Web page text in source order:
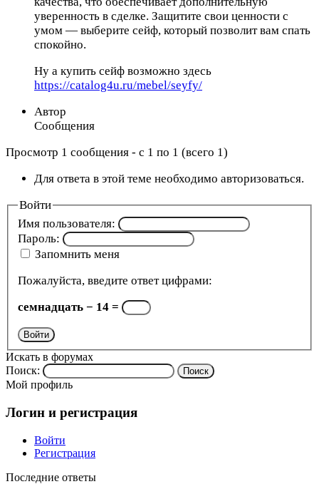
уверенность в сделке. Защитите свои ценности с
умом — выберите сейф, который позволит вам спать
спокойно.
Ну а купить сейф возможно здесь
https://catalog4u.ru/mebel/seyfy/
Автор
Сообщения
Просмотр 1 сообщения - с 1 по 1 (всего 1)
Для ответа в этой теме необходимо авторизоваться.
Войти
Имя пользователя:
Пароль:
Запомнить меня
Пожалуйста, введите ответ цифрами:
семнадцать − 14 =
Войти
Искать в форумах
Поиск:
Мой профиль
Логин и регистрация
Войти
Регистрация
Последние ответы